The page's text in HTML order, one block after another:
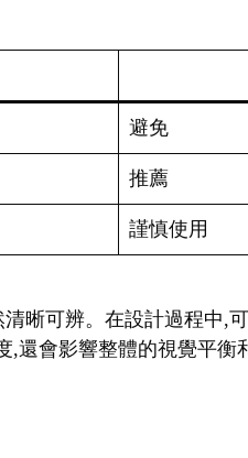
避免
推薦
謹慎使用
晰可辨。在設計過程中,
還會影響整體的視覺平衡